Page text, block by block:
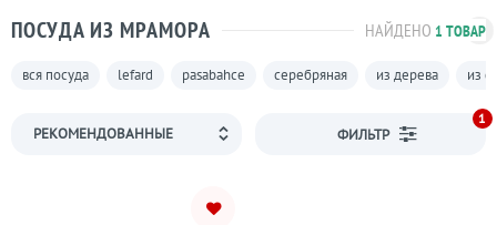
ПОСУДА ИЗ МРАМОРА НАЙДЕНО 1 ТОВАР
вся посуда lefard pasabahce серебряная из дерева из
ФИЛЬТР
1